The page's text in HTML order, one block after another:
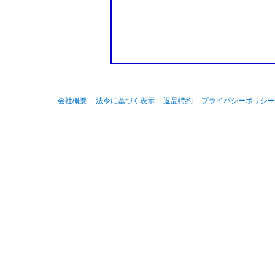
会社概要 法令に基づく表示 返品特約 プライバシーポリシー